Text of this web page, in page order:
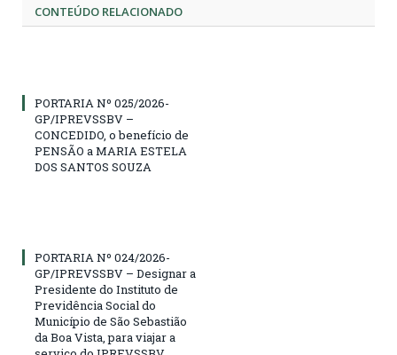
CONTEÚDO RELACIONADO
PORTARIA Nº 025/2026-
GP/IPREVSSBV –
CONCEDIDO, o benefício de
PENSÃO a MARIA ESTELA
DOS SANTOS SOUZA
PORTARIA Nº 024/2026-
GP/IPREVSSBV – Designar a
Presidente do Instituto de
Previdência Social do
Município de São Sebastião
da Boa Vista, para viajar a